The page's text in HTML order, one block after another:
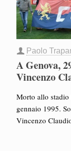
Paolo
A Genova,
Vincenzo
Morto allo
gennaio 1995.
Vincenzo